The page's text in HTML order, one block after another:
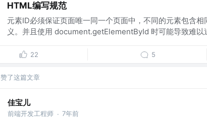
HTML编写规范
元素ID必须保证页面唯一同一个页面中，不同的元素包含
义。并且使用 document.getElementById 时可能导致难以
22 5
赞了这篇文章
佳宝儿
前端开发工程师 · 7年前